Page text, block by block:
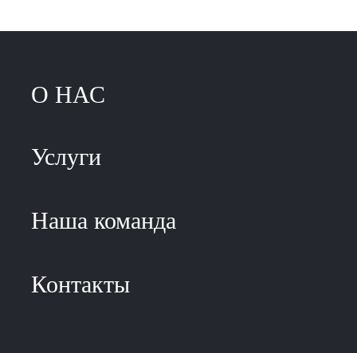
О НАС
Услуги
Наша команда
Контакты